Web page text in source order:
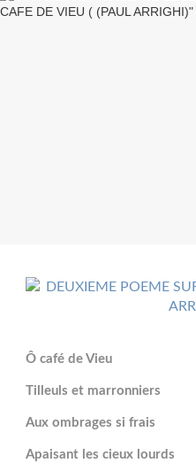
Ô café de Vieu
Tilleuls et marronniers
Aux ombrages si frais
Apaisant les cieux lourds